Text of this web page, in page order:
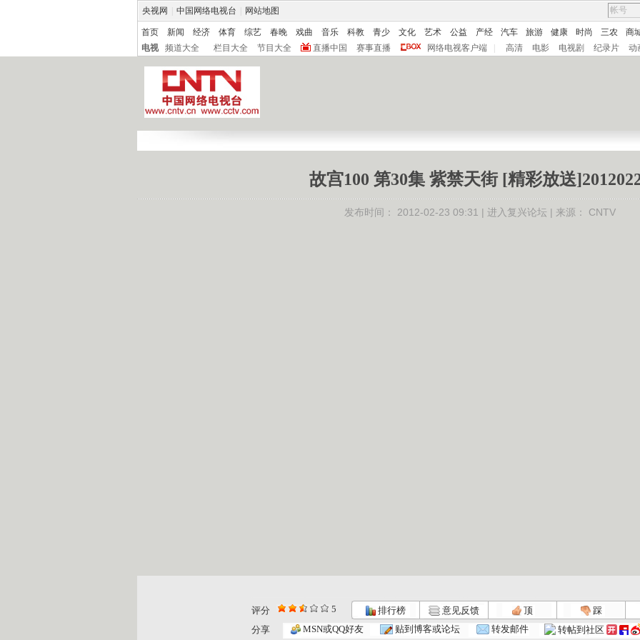
央视网 中国网络电视台 网站地图
首页 新闻 经济 体育 综艺 春晚 戏曲 音乐 科教 青少 文化 艺术 公益 产经 汽车 旅游 健康 时尚 三农
商
电视
频道大全 栏目大全 节目大全 直播中国 赛事直播 网络电视客户端 高清 电影 电视剧 纪录片 动
故宫100 第30集 紫禁天街 [精彩放送
发布时间： 2012-02-23 09:31 | 进入复兴论坛 | 来源： CNTV
评分 5 排行榜 意见反馈 顶
踩
分享
MSN或QQ好友 贴到博客或论坛 转发邮件 转帖到社区